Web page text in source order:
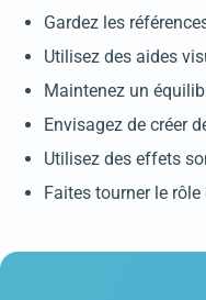
Gardez les
Utilisez des aides
Maintenez un
Envisagez de créer
Utilisez des effets
Faites tourner le